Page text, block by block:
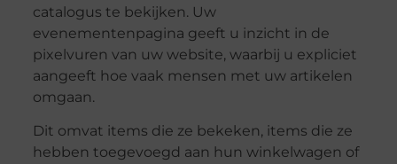
catalogus te bekijken. Uw
evenementenpagina geeft u inzicht in de
pixelvuren van uw website, waarbij u expliciet
aangeeft hoe vaak mensen met uw artikelen
omgaan.
Dit omvat items die ze bekeken, items die ze
hebben toegevoegd aan hun winkelwagen of